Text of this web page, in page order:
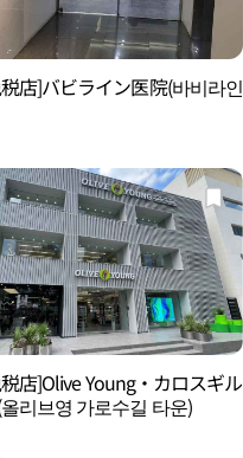
店]バビライン医院(바비라인
店]Olive Young・カロスギル
리브영 가로수길 타운)